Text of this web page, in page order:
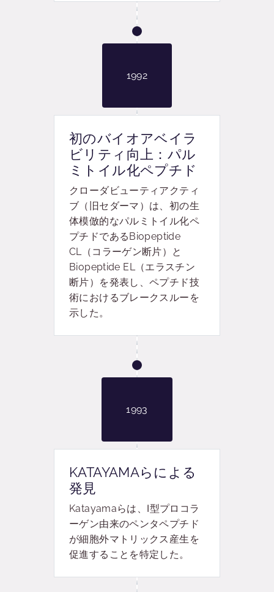
初のバイオアベイラ
ビリティ向上：パル
ミトイル化ペプチド
クローダビューティアクティ
ブ（旧セダーマ）は、初の生
体模倣的なパルミトイル化ペ
プチドであるBiopeptide
CL（コラーゲン断片）と
Biopeptide EL（エラスチン
断片）を発表し、ペプチド技
術におけるブレークスルーを
示した。
1992
KATAYAMAらによる
発見
Katayamaらは、 Ⅰ型プロコラ
ーゲン由来のペンタペプチド
が細胞外マトリックス産生を
促進することを特定した。
1993